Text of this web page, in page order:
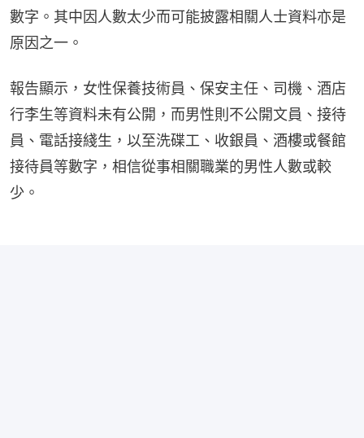
數字。其中因人數太少而可能披露相關人士資料亦是
原因之一。
報告顯示，女性保養技術員、保安主任、司機、酒店
行李生等資料未有公開，而男性則不公開文員、接待
員、電話接綫生，以至洗碟工、收銀員、酒樓或餐館
接待員等數字，相信從事相關職業的男性人數或較
少。